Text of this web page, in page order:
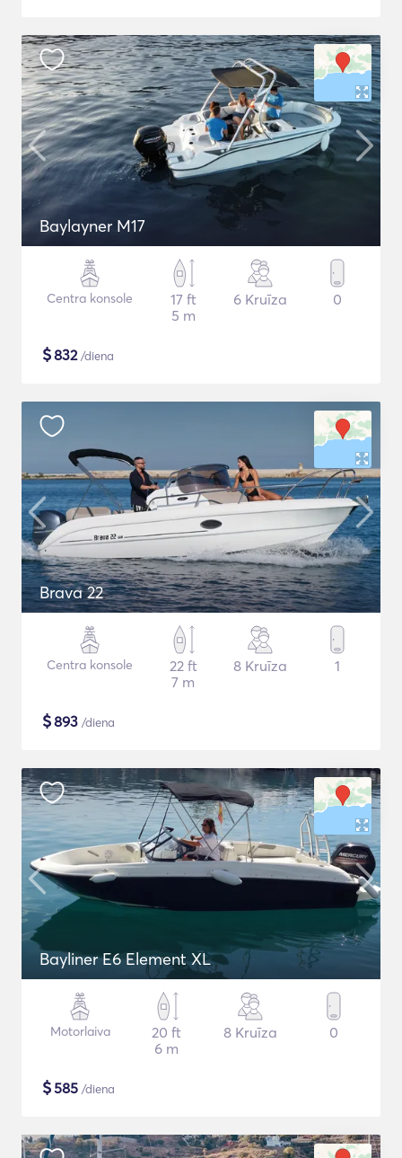
Baylayner M17
Centra konsole
17 ft
5 m
6 Kruīza 0
$832/diena
Brava 22
Centra konsole
22 ft
7 m
8 Kruīza 1
$893 /diena
Bayliner E6 Element XL
Motorlaiva
20 ft
6 m
8 Kruīza 0
$585 /diena